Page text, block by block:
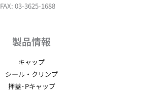
FAX: 03-3625-1688
製品情報
キャップ
シール・クリンプ
押蓋･Pキャップ